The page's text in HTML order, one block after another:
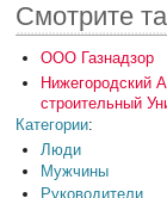
Смотрите
ООО Газнадзор
Нижегородский
строительный
Категории:
Люди
Мужчины
Руководители